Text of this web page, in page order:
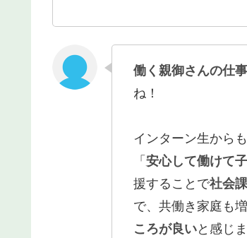
働く親御さんの仕
ね！
インターン生からも
「 安心して働けて
援することで社会
で、共働き家庭も
ころが良いと感じ